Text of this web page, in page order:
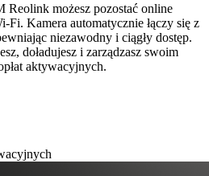
Reolink możesz pozostać online
Fi. Kamera automatycznie łączy się z
niezawodny i ciągły dostęp.
doładujesz i zarządzasz swoim
aktywacyjnych.